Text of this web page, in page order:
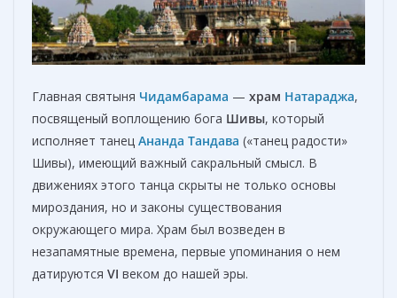
Главная святыня Чидамбарама — храм Натараджа,
посвященый воплощению бога Шивы, который
исполняет танец Ананда Тандава («танец радости»
Шивы), имеющий важный сакральный смысл. В
движениях этого танца скрыты не только основы
мироздания, но и законы существования
окружающего мира. Храм был возведен в
незапамятные времена, первые упоминания о нем
датируются VI веком до нашей эры.